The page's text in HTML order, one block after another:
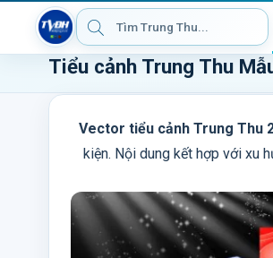
Tiểu cảnh Trung Thu
Vector tiểu cảnh Trung Thu
kiện. Nội dung kết hợp với xu